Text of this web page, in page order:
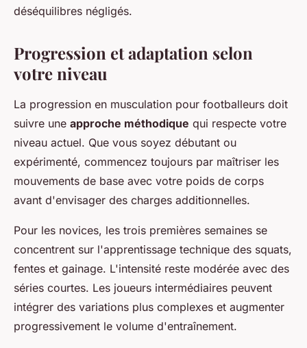
déséquilibres négligés.
Progression et adaptation selon
votre niveau
La progression en musculation pour footballeurs doit
suivre une approche méthodique qui respecte votre
niveau actuel. Que vous soyez débutant ou
expérimenté, commencez toujours par maîtriser les
mouvements de base avec votre poids de corps
avant d'envisager des charges additionnelles.
Pour les novices, les trois premières semaines se
concentrent sur l'apprentissage technique des squats,
fentes et gainage. L'intensité reste modérée avec des
séries courtes. Les joueurs intermédiaires peuvent
intégrer des variations plus complexes et augmenter
progressivement le volume d'entraînement.